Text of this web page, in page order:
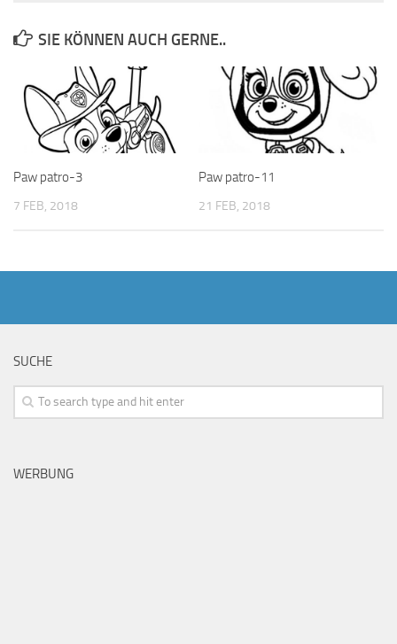
SIE KÖNNEN AUCH GERNE..
Paw patro-3
7 FEB, 2018
Paw patro-11
21 FEB, 2018
SUCHE
WERBUNG